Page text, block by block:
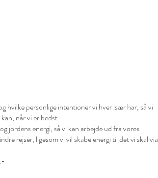
hvilke personlige intentioner vi hver især har, så vi
når vi er bedst.
jordens energi, så vi kan arbejde ud fra vores
rejser, ligesom vi vil skabe energi til det vi skal via